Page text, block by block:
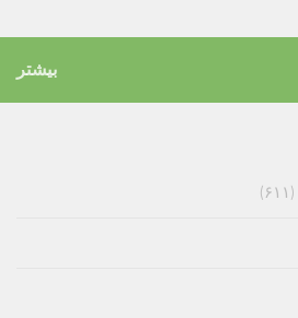
بیشتر
(۶۱۱)